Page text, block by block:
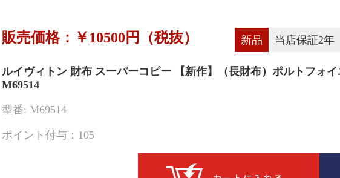
販売価格：￥10500円（税抜） 新品 当店保証2年
ルイヴィトン 財布 スーパーコピー 【新作】（長財布）ポルトフォ
M69514
型番: M69514
ポイント付与：105